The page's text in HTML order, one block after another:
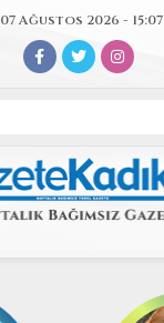
07 Ağustos 2026 - 15:07